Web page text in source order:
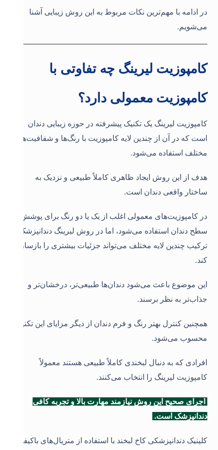
در ادامه با مهم‌ترین نکات مربوط به این روش زیبایی آشنا
می‌شویم.
کامپوزیت لیرینگ چه تفاوتی با
کامپوزیت معمولی دارد؟
کامپوزیت لیرینگ یک تکنیک پیشرفته در حوزه زیبایی دندان
است که در آن از چندین لایه کامپوزیت با رنگ‌ها و شفافیت‌های
مختلف استفاده می‌شود.
هدف از این روش ایجاد ظاهری کاملاً طبیعی و نزدیک به
ساختار واقعی دندان است.
در کامپوزیت‌های معمولی اغلب از یک یا دو رنگ برای پوشش
سطح دندان استفاده می‌شود، اما در روش لیرینگ دندانپزشک با
ترکیب چندین لایه مختلف می‌تواند جزئیات بیشتری را بازسازی
کند.
این موضوع باعث می‌شود دندان‌ها طبیعی‌تر، درخشان‌تر و
جذاب‌تر به نظر برسند.
همچنین کنترل بهتر رنگ و فرم دندان از دیگر مزایای این تکنیک
محسوب می‌شود.
افرادی که به دنبال لبخندی کاملاً طبیعی هستند معمولاً
کامپوزیت لیرینگ را انتخاب می‌کنند.
اجرای صحیح این روش نیازمند مهارت بالا و تجربه کافی
دندانپزشک است.
کلینیک دندانپزشکی کاخ لبخند با استفاده از متریال‌های باکیفیت